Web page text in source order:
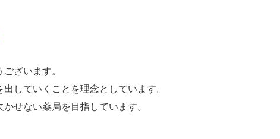
ざいます。
していくことを理念としています。
せない薬局を目指しています。